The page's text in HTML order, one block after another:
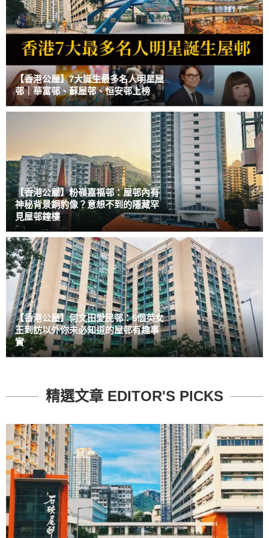
【香港公屋】7大誕生最多名人明星屋
邨｜華富邨、蘇屋邨、恒安邨上榜
【香港公屋】粉嶺嘉福邨：屋邨內有
神秘背景銅豹像？意想不到的隱藏罕
見屋邨鐘樓
【香港公屋】何文田愛民邨：5個英女
王到訪以外你未必知道的屋邨有趣事
實
精選文章 EDITOR'S PICKS